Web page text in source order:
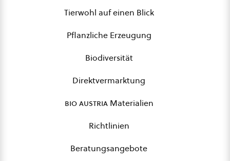
Tierwohl auf einen Blick
Pflanzliche Erzeugung
Biodiversität
Direktvermarktung
bio austriaMaterialien
Richtlinien
Beratungsangebote